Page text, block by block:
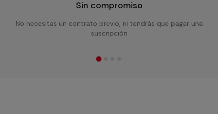
Sin compromiso
No necesitas un contrato previo, ni tendrás que pagar una
suscripción